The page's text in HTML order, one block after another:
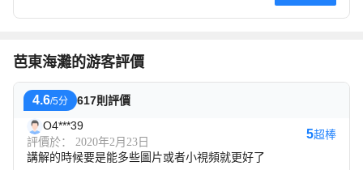
芭東海灘的游客評價
4.6/5分
617則評價
O4***39
評價於： 2020年2月23日
5超棒
講解的時候要是能多些圖片或者小視頻就更好了